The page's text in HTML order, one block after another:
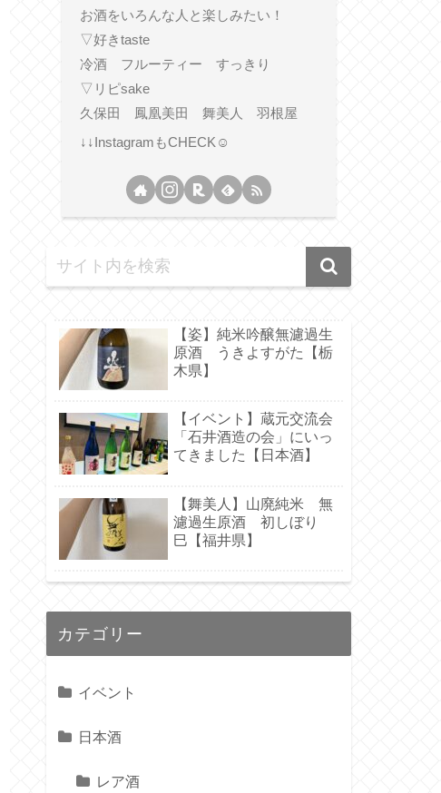
お酒をいろんな人と楽しみたい！
▽好きtaste
冷酒 フルーティー すっきり
▽リピsake
久保田 鳳凰美田 舞美人 羽根屋
↓↓InstagramもCHECK☺
【姿】純米吟醸無濾過生
原酒 うきよすがた【栃
木県】
【イベント】蔵元交流会
「石井酒造の会」にいっ
てきました【日本酒】
【舞美人】山廃純米 無
濾過生原酒 初しぼり
巳【福井県】
カテゴリー
イベント
日本酒
レア酒